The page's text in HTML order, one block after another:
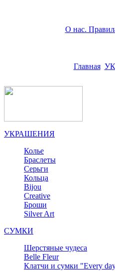
О нас.
Главная
УКРАШЕНИЯ
Колье
Браслеты
Серьги
Кольца
Bijou
Сreative
Броши
Silver Art
СУМКИ
Шерстяные чудеса
Belle Fleur
Клатчи и сумки "Every